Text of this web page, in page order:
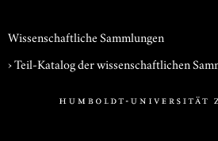
Wissenschaftliche Sammlungen
› Teil-Katalog der wissenschaftlichen